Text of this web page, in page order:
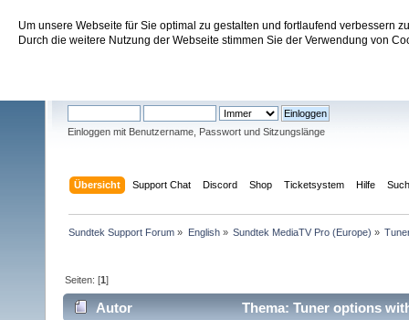
Um unsere Webseite für Sie optimal zu gestalten und fortlaufend verbessern
Durch die weitere Nutzung der Webseite stimmen Sie der Verwendung von
Sundtek Support Forum
Einloggen mit Benutzername, Passwort und Sitzungslänge
Übersicht Support Chat Discord Shop Ticketsystem Hilfe
Sundtek Support Forum » English» Sundtek MediaTV Pro (Europe) »
Seiten: [1]
Autor Thema: Tuner options